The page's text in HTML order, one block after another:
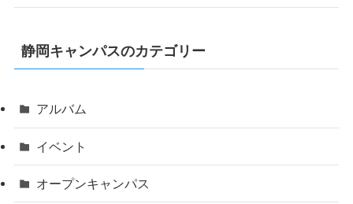
静岡キャンパスのカテゴリー
アルバム
イベント
オープンキャンパス